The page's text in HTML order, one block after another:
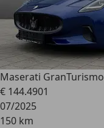
Maserati GranTurismo
€ 144.4901
07/2025
150 km